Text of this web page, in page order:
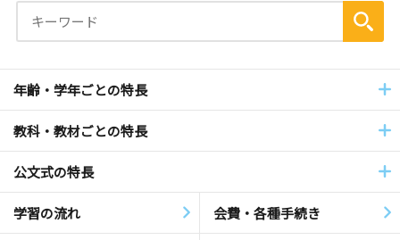
年齢・学年ごとの特長
教科・教材ごとの特長
公文式の特長
学習の流れ 会費・各種手続き